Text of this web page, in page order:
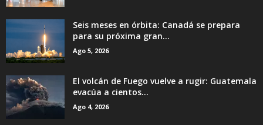
Seis meses en órbita: Canadá se prepara
para su próxima gran...
Ago 5, 2026
El volcán de Fuego vuelve a rugir: Guatemala
evacúa a cientos...
Ago 4, 2026